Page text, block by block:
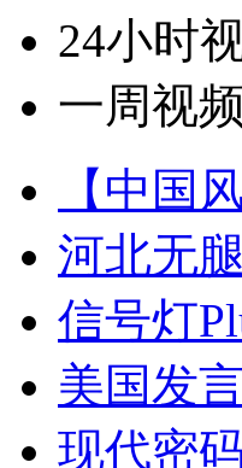
24小时
一周视
【中国
河北无
信号灯
美国发
现代密